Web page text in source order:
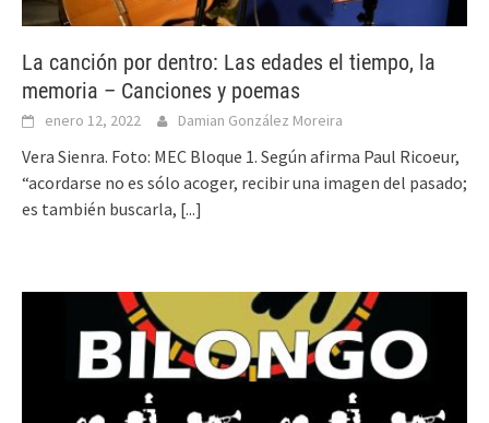
La canción por dentro: Las edades el tiempo, la
memoria – Canciones y poemas
enero 12, 2022 Damian González Moreira
Vera Sienra. Foto: MEC Bloque 1. Según afirma Paul Ricoeur,
“acordarse no es sólo acoger, recibir una imagen del pasado;
es también buscarla, [...]